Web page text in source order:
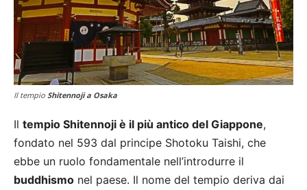
Il tempio Shitennoji a Osaka
Il tempio Shitennoji è il più antico del Giappone,
fondato nel 593 dal principe Shotoku Taishi, che
ebbe un ruolo fondamentale nell’introdurre il
buddhismo nel paese. Il nome del tempio deriva dai